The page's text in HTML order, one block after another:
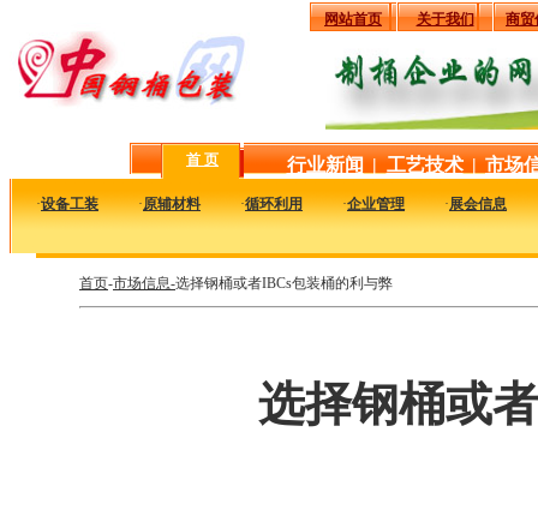
网站首页 关于我们 商贸
首 页 行业新闻 | 工艺技术 | 市场
·设备工装 ·原辅材料 ·循环利用 ·企业管理 ·展会信息
首页-市场信息-选择钢桶或者IBCs包装桶的利与弊
选择钢桶或